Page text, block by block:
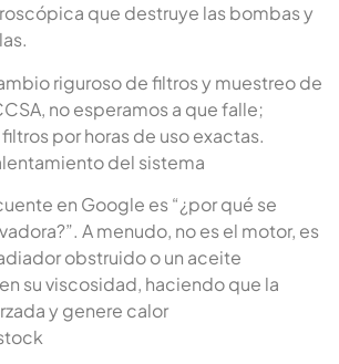
que destruye las bombas y
riguroso de filtros y muestreo de
no esperamos a que falle;
por horas de uso exactas.
del sistema
en Google es “¿por qué se
A menudo, no es el motor, es
obstruido o un aceite
su viscosidad, haciendo que la
y genere calor